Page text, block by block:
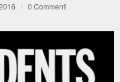
/ 0 Commenti